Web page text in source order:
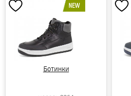
NEW
Ботинки